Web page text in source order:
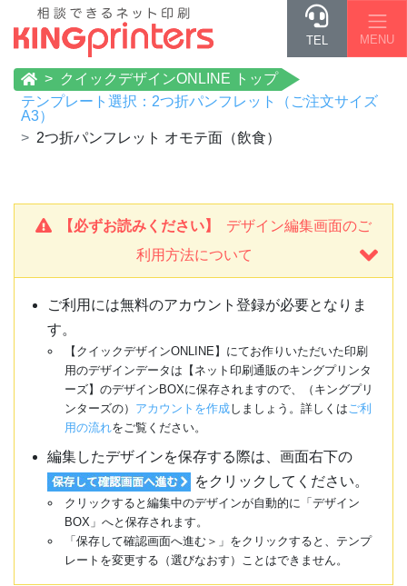
TEL MENU
クイックデザインONLINE トップ
テンプレート選択：2つ折パンフレット（ご注文サイズ
A3）
2つ折パンフレット オモテ面（飲食）
【必ずお読みください】
デザイン編集画面のご
利用方法について
ご利用には無料のアカウント登録が必要となりま
す。
【クイックデザインONLINE】にてお作りいただいた印刷
用のデザインデータは【ネット印刷通販のキングプリンタ
ーズ】のデザインBOXに保存されますので、（キングプリ
ンターズの） アカウントを作成しましょう。詳しくは ご利
用の流れをご覧ください。
編集したデザインを保存する際は、画面右下の
をクリックしてください。
クリックすると編集中のデザインが自動的に「デザイン
BOX」へと保存されます。
「保存して確認画面へ進む＞」をクリックすると、テンプ
レートを変更する（選びなおす）ことはできません。